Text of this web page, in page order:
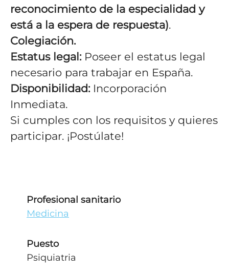
reconocimiento de la especialidad y
está a la espera de respuesta).
Colegiación.
Estatus legal:Poseer el estatus legal
necesario para trabajar en España.
Disponibilidad:Incorporación
Inmediata.
Si cumples con los requisitos y quieres
participar. ¡Postúlate!
Profesional sanitario
Medicina
Puesto
Psiquiatria